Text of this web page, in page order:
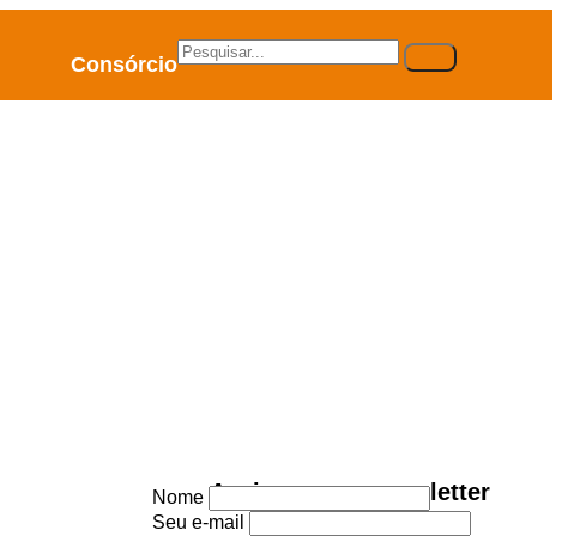
Consórcio
Assine nossa newsletter
Nome
Seu e-mail